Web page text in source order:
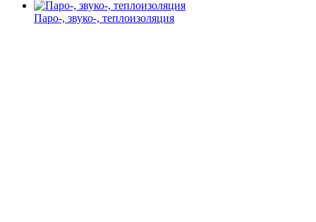
Паро-, звуко-, теплоизоляция